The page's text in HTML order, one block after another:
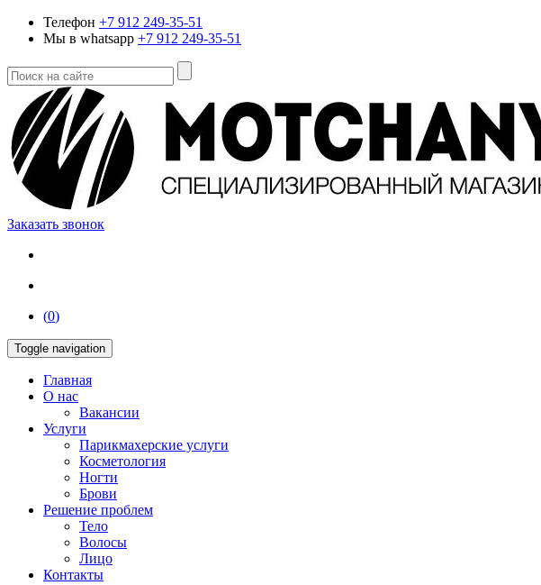
Телефон +7 912 249-35-51
Мы в whatsapp +7 912 249-35-51
Заказать звонок
(0)
Toggle navigation
Главная
О нас
Вакансии
Услуги
Парикмахерские услуги
Косметология
Ногти
Брови
Решение проблем
Тело
Волосы
Лицо
Контакты